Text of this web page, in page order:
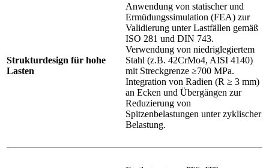
Strukturdesign für hohe
Lasten
Anwendung von statischer und
Ermüdungssimulation (FEA) zur
Validierung unter Lastfällen gemäß
ISO 281 und DIN 743.
Verwendung von niedriglegiertem
Stahl (z.B. 42CrMo4, AISI 4140)
mit Streckgrenze ≥700 MPa.
Integration von Radien (R ≥ 3 mm)
an Ecken und Übergängen zur
Reduzierung von
Spitzenbelastungen unter zyklischer
Belastung.